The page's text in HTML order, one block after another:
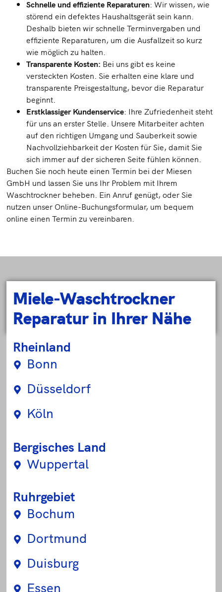
Schnelle und effiziente Reparaturen: Wir wissen, wie
störend ein defektes Haushaltsgerät sein kann.
Deshalb bieten wir schnelle Terminvergaben und
effiziente Reparaturen, um die Ausfallzeit so kurz
wie möglich zu halten.
Transparente Kosten: Bei uns gibt es keine
versteckten Kosten. Sie erhalten eine klare und
transparente Preisgestaltung, bevor die Reparatur
beginnt.
Erstklassiger Kundenservice: Ihre Zufriedenheit steht
für uns an erster Stelle. Unsere Mitarbeiter achten
auf den richtigen Umgang und Sauberkeit sowie
Nachvollziehbarkeit der Kosten für Sie, damit Sie
sich immer auf der sicheren Seite fühlen können.
Buchen Sie noch heute einen Termin bei der Miesen
GmbH und lassen Sie uns Ihr Problem mit Ihrem
Waschtrockner beheben. Ein Anruf genügt, oder Sie
nutzen unser Online-Buchungsformular, um bequem
online einen Termin zu vereinbaren.
Miele-Waschtrockner
Reparatur in Ihrer Nähe
Rheinland
Bonn
Düsseldorf
Köln
Bergisches Land
Wuppertal
Ruhrgebiet
Bochum
Dortmund
Duisburg
Essen